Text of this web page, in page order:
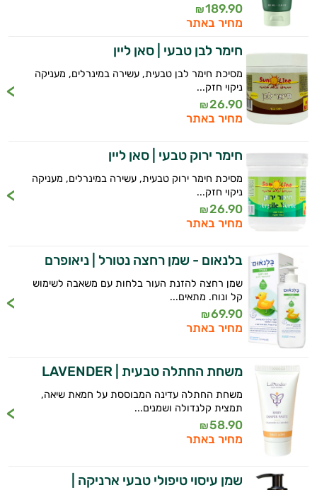
189.90
₪
מחיר באתר
חימר לבן טבעי | סאן ליין
מסיכת חימר לבן טבעית, עשירה במינרלים, מעניקה
ניקוי חזק...
26.90
₪
מחיר באתר
חימר ירוק טבעי | סאן ליין
מסיכת חימר ירוק טבעית, עשירה במינרלים, מעניקה
ניקוי חזק...
26.90
₪
מחיר באתר
בלנאום - שמן רחצה נטורל | ניאופרם
שמן רחצה להזנת העור בלחות עם משאבה לשימוש
קל ונוח. מתאים...
69.90
₪
מחיר באתר
משחת החתלה טבעית | LAVENDER
משחת החתלה עדינה המבוססת על חמאת שיאה,
תמצית קלנדולה ושמנים...
58.90
₪
מחיר באתר
שמן עיסוי טיפולי טבעי ארניקה |